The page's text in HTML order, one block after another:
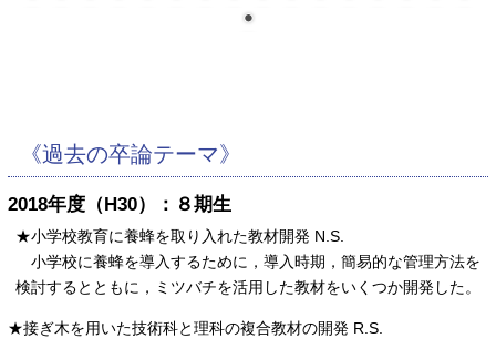
《過去の卒論テーマ》
2018年度（H30）：８期生
★小学校教育に養蜂を取り入れた教材開発 N.S.
小学校に養蜂を導入するために，導入時期，簡易的な管理方法を
検討するとともに，ミツバチを活用した教材をいくつか開発した。
★接ぎ木を用いた技術科と理科の複合教材の開発 R.S.